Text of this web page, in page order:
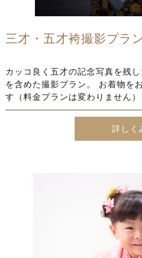
三才・五才袴撮影プラ
カッコ良く五才の記念写真を残
を含めた撮影プラン。 お着物を
す（料金プランは変わりません）
詳しく